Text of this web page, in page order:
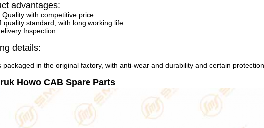
advantages:
Quality with competitive price.
quality standard, with long working life.
Inspection
details:
packaged in the original factory, with anti-wear and durability and certain protection
Howo CAB Spare Parts